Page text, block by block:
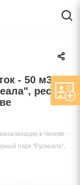
- 50 м3
респ.
в Чехове -
парк "Рускеала",